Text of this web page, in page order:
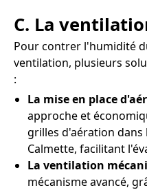
C. La
Pour contrer l'humidité
ventilation, plusieurs
:
La mise en place
approche et
grilles d'aération dans
Calmette, facilitant
La ventilation
mécanisme avancé,